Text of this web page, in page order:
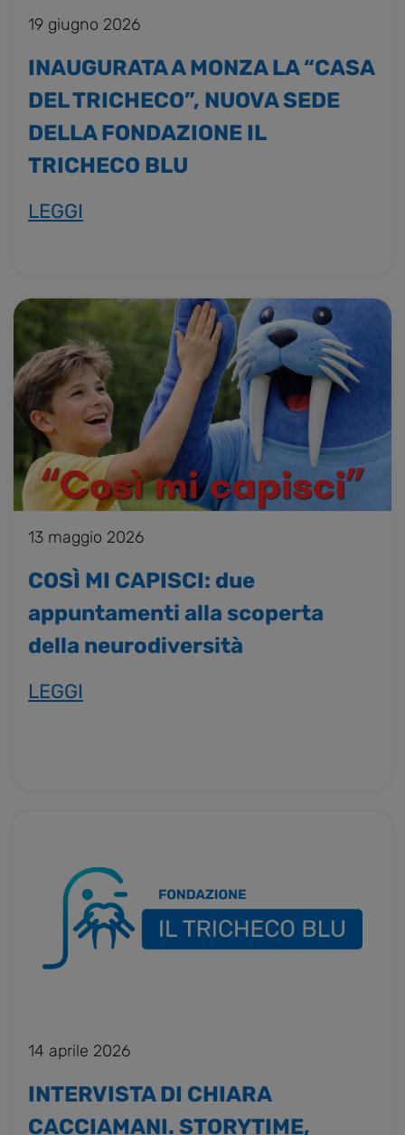
19 giugno 2026
INAUGURATA A MONZA LA “CASA
DEL TRICHECO”, NUOVA SEDE
DELLA FONDAZIONE IL
TRICHECO BLU
LEGGI
13 maggio 2026
COSÌ MI CAPISCI: due
appuntamenti alla scoperta
della neurodiversità
LEGGI
14 aprile 2026
INTERVISTA DI CHIARA
CACCIAMANI. STORYTIME,